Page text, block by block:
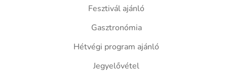
Fesztivál ajánló
Gasztronómia
Hétvégi program ajánló
Jegyelővétel